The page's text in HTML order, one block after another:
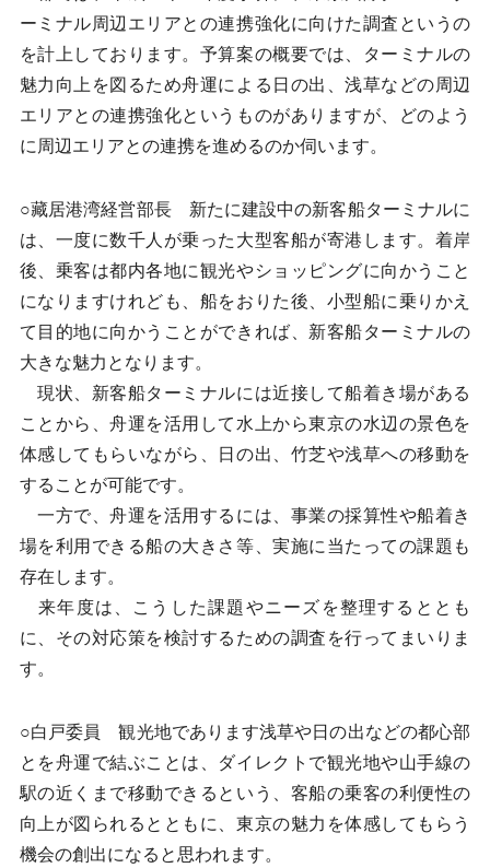
ーミナル周辺エリアとの連携強化に向けた調査というの
を計上しております。予算案の概要では、ターミナルの
魅力向上を図るため舟運による日の出、浅草などの周辺
エリアとの連携強化というものがありますが、どのよう
に周辺エリアとの連携を進めるのか伺います。
○藏居港湾経営部長 新たに建設中の新客船ターミナルに
は、一度に数千人が乗った大型客船が寄港します。着岸
後、乗客は都内各地に観光やショッピングに向かうこと
になりますけれども、船をおりた後、小型船に乗りかえ
て目的地に向かうことができれば、新客船ターミナルの
大きな魅力となります。
現状、新客船ターミナルには近接して船着き場がある
ことから、舟運を活用して水上から東京の水辺の景色を
体感してもらいながら、日の出、竹芝や浅草への移動を
することが可能です。
一方で、舟運を活用するには、事業の採算性や船着き
場を利用できる船の大きさ等、実施に当たっての課題も
存在します。
来年度は、こうした課題やニーズを整理するととも
に、その対応策を検討するための調査を行ってまいりま
す。
○白戸委員 観光地であります浅草や日の出などの都心部
とを舟運で結ぶことは、ダイレクトで観光地や山手線の
駅の近くまで移動できるという、客船の乗客の利便性の
向上が図られるとともに、東京の魅力を体感してもらう
機会の創出になると思われます。